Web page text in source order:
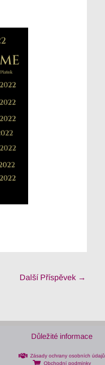
Další Příspěvek →
Důležité informace
Zásady ochrany osobních údajů
Obchodní podmínky